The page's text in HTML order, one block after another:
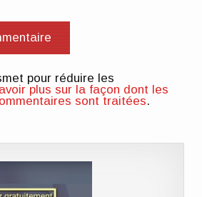
pour réduire les
plus sur la façon dont les
sont traitées.